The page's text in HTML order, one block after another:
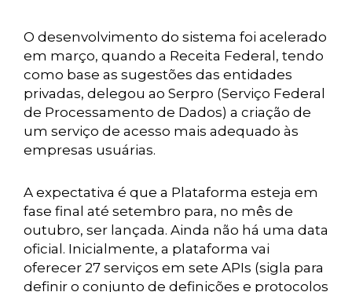
O desenvolvimento do sistema foi acelerado
em março, quando a Receita Federal, tendo
como base as sugestões das entidades
privadas, delegou ao Serpro (Serviço Federal
de Processamento de Dados) a criação de
um serviço de acesso mais adequado às
empresas usuárias.
A expectativa é que a Plataforma esteja em
fase final até setembro para, no mês de
outubro, ser lançada. Ainda não há uma data
oficial. Inicialmente, a plataforma vai
oferecer 27 serviços em sete APIs (sigla para
definir o conjunto de definições e protocolos